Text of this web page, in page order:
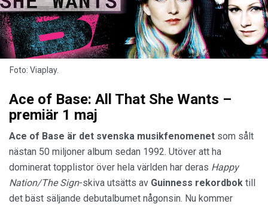
Foto: Viaplay.
Ace of Base: All That She Wants –
premiär 1 maj
Ace of Base är det svenska musikfenomenet som sålt
nästan 50 miljoner album sedan 1992. Utöver att ha
dominerat topplistor över hela världen har deras Happy
Nation/The Sign-skiva utsätts av Guinness rekordbok till
det bäst säljande debutalbumet någonsin. Nu kommer